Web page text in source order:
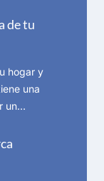
de tu
hogar y
una
un…